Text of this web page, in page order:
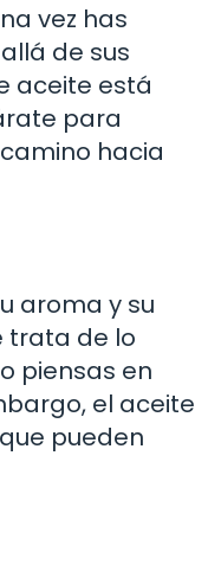
vez has
de sus
aceite está
para
hacia
aroma y su
trata de lo
piensas en
el aceite
pueden